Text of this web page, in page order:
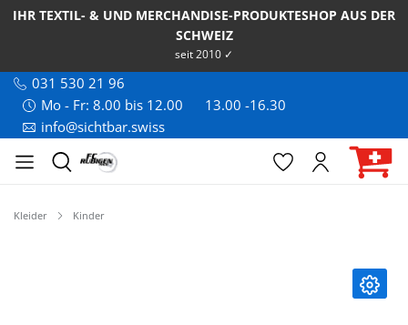
IHR TEXTIL- & UND MERCHANDISE-PRODUKTESHOP AUS DER
SCHWEIZ
seit 2010 ✓
031 530 21 96
Mo - Fr: 8.00 bis 12.00
13.00 -16.30
info@sichtbar.swiss
Kleider Kinder